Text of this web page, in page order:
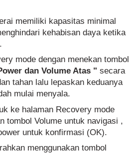
memiliki kapasitas minimal
kehabisan daya ketika
mode dengan menekan tombol
dan Volume Atas " secara
tahan lalu lepaskan keduanya
mulai menyala.
ke halaman Recovery mode
tombol Volume untuk navigasi ,
untuk konfirmasi (OK).
menggunakan tombol